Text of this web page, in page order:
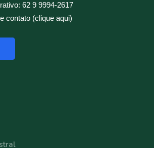
62 9 9994-2617
contato (clique aqui)